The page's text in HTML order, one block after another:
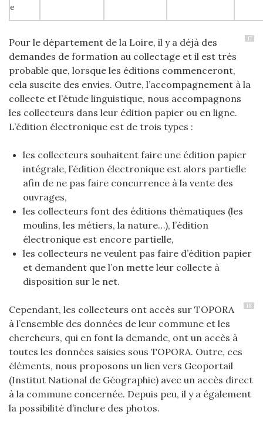
e
17
Pour le département de la Loire, il y a déjà des
demandes de formation au collectage et il est très
probable que, lorsque les éditions commenceront,
cela suscite des envies. Outre, l’accompagnement à la
collecte et l’étude linguistique, nous accompagnons
les collecteurs dans leur édition papier ou en ligne.
L’édition électronique est de trois types :
les collecteurs souhaitent faire une édition papier
intégrale, l’édition électronique est alors partielle
afin de ne pas faire concurrence à la vente des
ouvrages,
les collecteurs font des éditions thématiques (les
moulins, les métiers, la nature…), l’édition
électronique est encore partielle,
les collecteurs ne veulent pas faire d’édition papier
et demandent que l’on mette leur collecte à
disposition sur le net.
18
Cependant, les collecteurs ont accès sur TOPORA
à l’ensemble des données de leur commune et les
chercheurs, qui en font la demande, ont un accès à
toutes les données saisies sous TOPORA. Outre, ces
éléments, nous proposons un lien vers Geoportail
(Institut National de Géographie) avec un accès direct
à la commune concernée. Depuis peu, il y a également
la possibilité d’inclure des photos.